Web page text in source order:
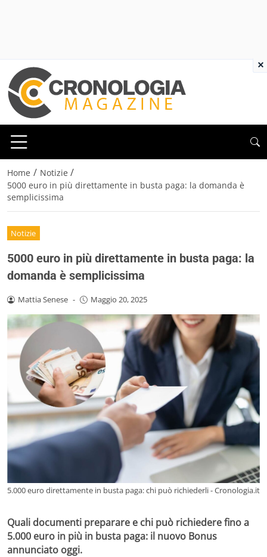
Home / Notizie /
5000 euro in più direttamente in busta paga: la domanda è
semplicissima
Notizie
5000 euro in più direttamente in busta paga: la
domanda è semplicissima
Mattia Senese - Maggio 20, 2025
5.000 euro direttamente in busta paga: chi può richiederli - Cronologia.it
Quali documenti preparare e chi può richiedere fino a
5.000 euro in più in busta paga: il nuovo Bonus
annunciato oggi.
×